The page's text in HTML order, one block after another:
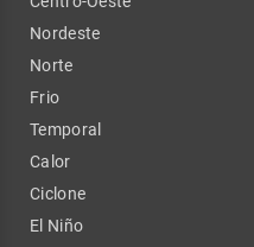
Nordeste
Norte
Frio
Temporal
Calor
Ciclone
El Niño